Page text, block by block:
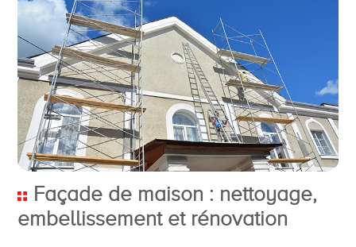
Façade de maison : nettoyage,
embellissement et rénovation